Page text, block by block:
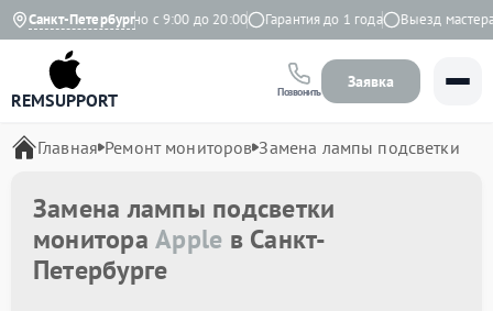
Санкт-Петербург
Ежедневно с 9:00 до 20:00 Гарантия до 1 года Выезд мастера
REMSUPPORT Позвонить
Заявка
Главная Ремонт мониторов Замена лампы подсветки
Замена лампы подсветки
монитораApple в Санкт-
Петербурге